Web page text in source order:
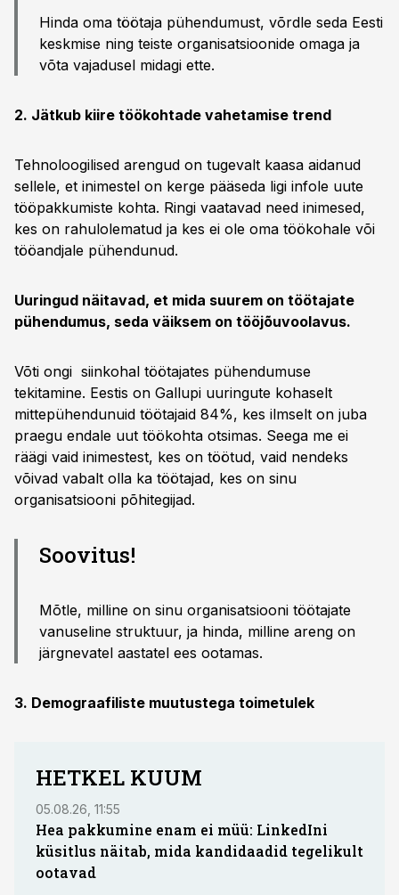
Hinda oma töötaja pühendumust, võrdle seda Eesti
keskmise ning teiste organisatsioonide omaga ja
võta vajadusel midagi ette.
2. Jätkub kiire töökohtade vahetamise trend
Tehnoloogilised arengud on tugevalt kaasa aidanud
sellele, et inimestel on kerge pääseda ligi infole uute
tööpakkumiste kohta. Ringi vaatavad need inimesed,
kes on rahulolematud ja kes ei ole oma töökohale või
tööandjale pühendunud.
Uuringud näitavad, et mida suurem on töötajate
pühendumus, seda väiksem on tööjõuvoolavus.
Võti ongi siinkohal töötajates pühendumuse
tekitamine. Eestis on Gallupi uuringute kohaselt
mittepühendunuid töötajaid 84%, kes ilmselt on juba
praegu endale uut töökohta otsimas. Seega me ei
räägi vaid inimestest, kes on töötud, vaid nendeks
võivad vabalt olla ka töötajad, kes on sinu
organisatsiooni põhitegijad.
Soovitus!
Mõtle, milline on sinu organisatsiooni töötajate
vanuseline struktuur, ja hinda, milline areng on
järgnevatel aastatel ees ootamas.
3. Demograafiliste muutustega toimetulek
HETKEL KUUM
05.08.26, 11:55
Hea pakkumine enam ei müü: LinkedIni
küsitlus näitab, mida kandidaadid tegelikult
ootavad